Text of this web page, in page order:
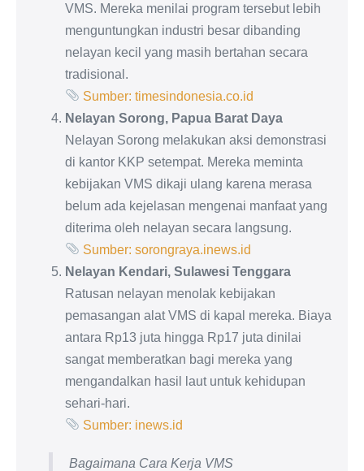
VMS. Mereka menilai program tersebut lebih
menguntungkan industri besar dibanding
nelayan kecil yang masih bertahan secara
tradisional.
Sumber: timesindonesia.co.id
Nelayan Sorong, Papua Barat Daya
Nelayan Sorong melakukan aksi demonstrasi
di kantor KKP setempat. Mereka meminta
kebijakan VMS dikaji ulang karena merasa
belum ada kejelasan mengenai manfaat yang
diterima oleh nelayan secara langsung.
Sumber: sorongraya.inews.id
Nelayan Kendari, Sulawesi Tenggara
Ratusan nelayan menolak kebijakan
pemasangan alat VMS di kapal mereka. Biaya
antara Rp13 juta hingga Rp17 juta dinilai
sangat memberatkan bagi mereka yang
mengandalkan hasil laut untuk kehidupan
sehari-hari.
Sumber: inews.id
Bagaimana Cara Kerja VMS